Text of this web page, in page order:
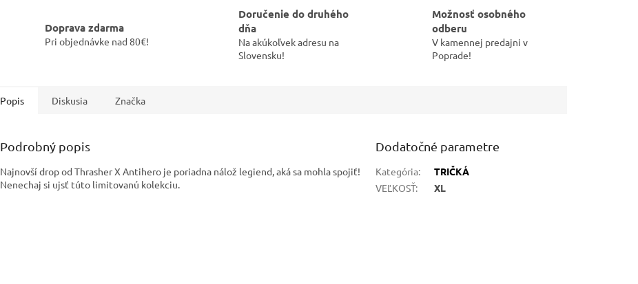
Doprava zdarma
Pri objednávke nad 80€!
Doručenie do druhého
dňa
Na akúkoľvek adresu na
Slovensku!
Možnosť osobného
odberu
V kamennej predajni v
Poprade!
Popis Diskusia Značka
Podrobný popis
Najnovší drop od Thrasher X Antihero je poriadna nálož legiend, aká sa mohla spojiť!
Nenechaj si ujsť túto limitovanú kolekciu.
Dodatočné parametre
Kategória:
TRIČKÁ
VEĽKOSŤ: XL